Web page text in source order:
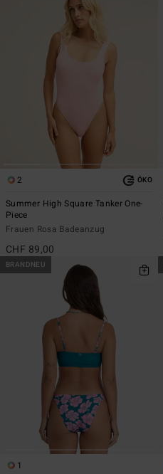
2 ÖKO
Summer High Square Tanker One-
Piece
Frauen Rosa Badeanzug
CHF 89,00
BRANDNEU
1